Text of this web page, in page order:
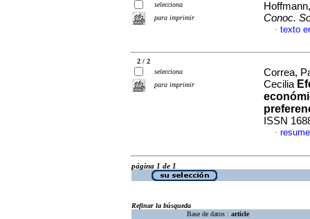
selecciona
para imprimir
Conoc.
· texto
2 / 2
selecciona
para imprimir
Correa,
Cecilia
ISSN
·
página 1 de 1
Refinar la búsqueda
Base de datos : article